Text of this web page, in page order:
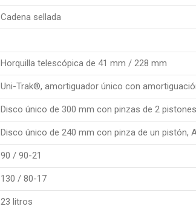
Cadena sellada
Horquilla telescópica de 41 mm / 228 mm
Uni-Trak®, amortiguador único con
Disco único de 300 mm con pinzas de 2
Disco único de 240 mm con pinza de un pistón,
90 / 90-21
130 / 80-17
23 litros